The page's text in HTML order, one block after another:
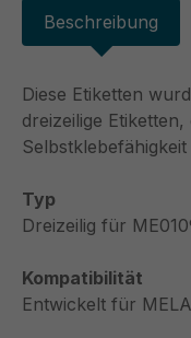
Beschreibung
Diese Etiketten
dreizeilige
Typ
Dreizeilig für
Kompatibilität
Entwickelt für